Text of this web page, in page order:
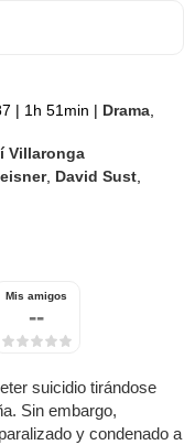
| 1h 51min | Drama
Villaronga
, David Sust
Mis amigos
--
suicidio tirándose
Sin embargo,
y condenado a